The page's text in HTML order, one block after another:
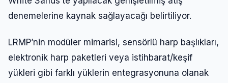
denemelerine kaynak sağlayacağı belirtiliyor.
LRMP’nin modüler mimarisi, sensörlü harp başlıkları,
elektronik harp paketleri veya istihbarat/keşif
yükleri gibi farklı yüklerin entegrasyonuna olanak